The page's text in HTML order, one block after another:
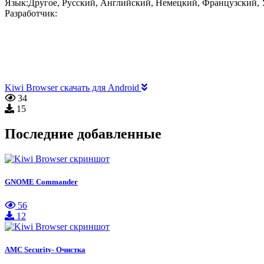
Язык:Другое, Русский, Английский, Немецкий, Французский,
Разработчик:
Kiwi Browser скачать для Android
34
15
Последние добавленные
GNOME Commander
56
12
AMC Security- Очистка